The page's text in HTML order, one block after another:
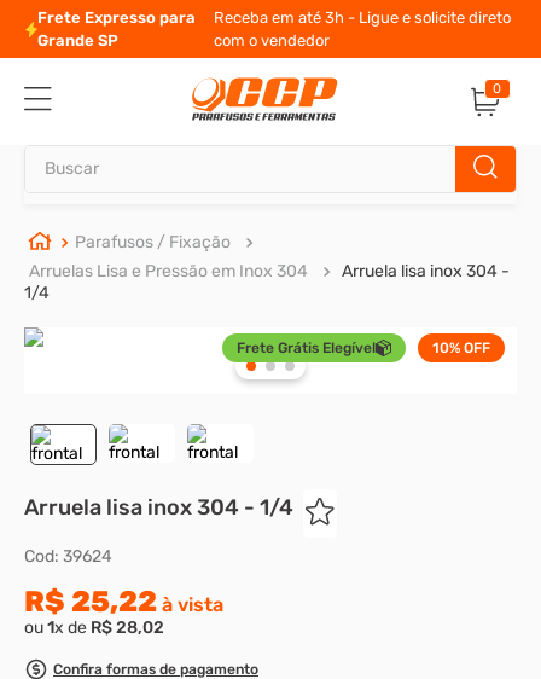
Frete Expresso para
Grande SP
Receba em até 3h - Ligue e solicite direto
com o vendedor
0
Parafusos / Fixação
Arruelas Lisa e Pressão em Inox 304
Arruela lisa inox 304 -
1/4
Frete Grátis Elegível 10% OFF
Arruela lisa inox 304 - 1/4
Cod: 39624
R$ 25,22 à vista
ou1x de R$28,02
Confira formas de pagamento
TERMOS MAIS BUSCADOS
1º
parafuso allen
5º
presto
rodizio
9º
parafuso allen 5
10º parafuso 5